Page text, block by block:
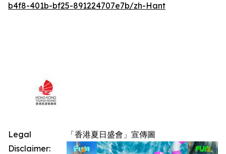
b4f8-401b-bf25-891224707e7b/zh-Hant
「香港夏日盛會」宣傳圖
Legal
Disclaimer: